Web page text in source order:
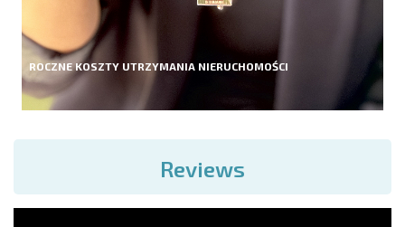
ROCZNE KOSZTY UTRZYMANIA NIERUCHOMOŚCI
Reviews